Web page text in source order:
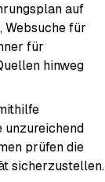
auf
Websuche für
für
hinweg
unzureichend
prüfen die
sicherzustellen.